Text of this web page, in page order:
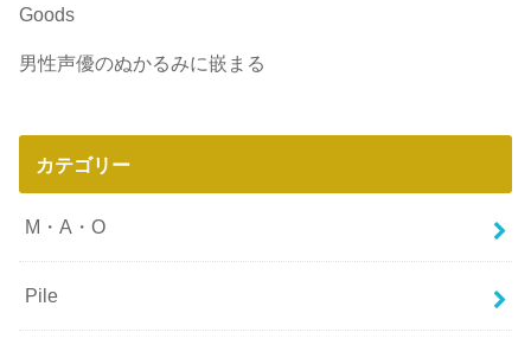
Goods
男性声優のぬかるみに嵌まる
カテゴリー
M・A・O
Pile